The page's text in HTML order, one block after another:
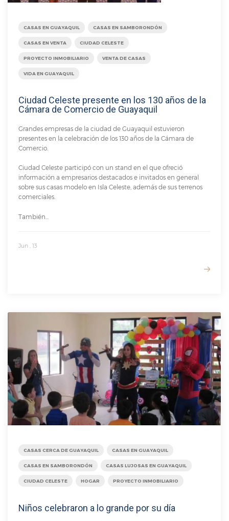
CASAS EN GUAYAQUIL CASAS EN SAMBORONDÓN
CASAS EN VENTA CIUDAD CELESTE
PROYECTO INMOBILIARIO VENTA DE CASAS
VIDA EN GUAYAQUIL
Ciudad Celeste presente en los 130 años de la
Cámara de Comercio de Guayaquil
Grandes empresas de la ciudad de Guayaquil estuvieron
presentes en la celebración de los 130 años de la Cámara de
Comercio.
Ciudad Celeste participó con un stand en el que ofreció
información a empresarios destacados e invitados en general
sobre sus casas modelo en Isla Celeste, además de sus terrenos
comerciales.
También...
Jun , 13
CASAS CERCA DE GUAYAQUIL CASAS EN GUAYAQUIL
CASAS EN SAMBORONDÓN CASAS LUJOSAS EN GUAYAQUIL
CIUDAD CELESTE HOGAR PROYECTO INMOBILIARIO
Niños celebraron a lo grande por su día